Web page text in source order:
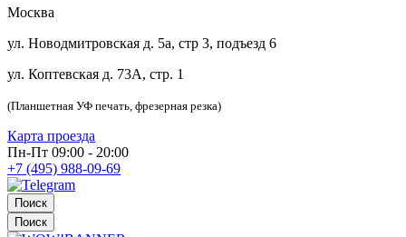
Москва
ул. Новодмитровская д. 5а, стр 3, подъезд 6
ул. Коптевская д. 73А, стр. 1
(Планшетная УФ печать, фрезерная резка)
Карта проезда
Пн-Пт 09:00 - 20:00
+7 (495) 988-09-69
Поиск
Поиск